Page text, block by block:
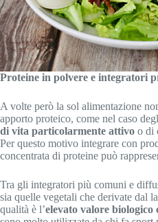
Proteine in polvere e integratori
A volte però la sol alimentazione
apporto proteico, come nel caso
di vita particolarmente attivo o di
Per questo motivo integrare con
concentrata di proteine può
Tra gli integratori più comuni e
sia quelle vegetali che derivate dal
qualità è l’elevato valore